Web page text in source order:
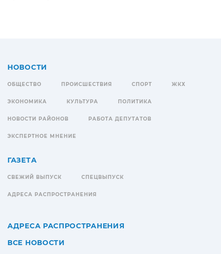
НОВОСТИ
ОБЩЕСТВО ПРОИСШЕСТВИЯ СПОРТ ЖКХ
ЭКОНОМИКА КУЛЬТУРА ПОЛИТИКА
НОВОСТИ РАЙОНОВ РАБОТА ДЕПУТАТОВ
ЭКСПЕРТНОЕ МНЕНИЕ
ГАЗЕТА
СВЕЖИЙ ВЫПУСК СПЕЦВЫПУСК
АДРЕСА РАСПРОСТРАНЕНИЯ
АДРЕСА РАСПРОСТРАНЕНИЯ
ВСЕ НОВОСТИ